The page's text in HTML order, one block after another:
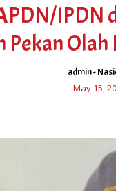
IPDN
Pekan
admin-
May 15,